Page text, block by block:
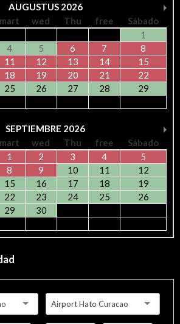
AUGUSTUS 2026
mart wed Thu free
Sábado
1
4 5 6 7
8
11 12 13 14
15
18 19 20 21
22
25 26 27 28
29
SEPTIEMBRE 2026
mart wed Thu free
Sábado
1
2 3 4
5
8 9 10 11
12
15 16 17 18
19
22 23 24 25
26
29 30
Airport Hato Curacao